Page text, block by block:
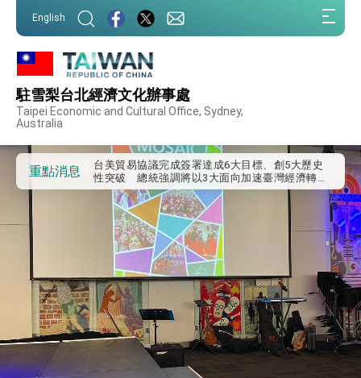
English
駐雪梨台北經濟文化辦事處
Taipei Economic and Cultural Office, Sydney,
Australia
重點消息
及「台灣智慧醫療與健康產業展」預告短片，向
世界展現台灣守護全球健康的創新能量
總統出訪史瓦帝尼返國談話 強調臺灣人有權利
堅定走向世界 賴總統抵達史瓦帝尼王國進行國是
訪問
總統與五院院長新春茶敘 盼化分歧為團結、為
國家邁出合作第一步
台美貿易協議完成簽署達成6大目標、創5大歷史
性突破 總統強調將以3大面向加速臺灣經濟轉型
升級 籲請立院全力支持並盡速通過
臺美簽署「對等貿易協定」確立對等關稅15%且不
疊加 我輸美2072項產品豁免對等關稅
總統接受「法新社」（AFP）專訪內容
外交部長林佳龍於《外交事務》撰文指出：自由
世界 需要台灣，團結合作方能守護繁榮
外交部長林佳龍出席《台灣光華雜誌》50週年慶
「見證蛻變，分享世界的光華」開幕式，期許數
位轉 型迎向下個50年
總統主持「台美經濟繁榮夥伴對話」記者會 說
明臺美合作三大戰略方向 盼與民主夥伴共同引
領 下一個世代的繁榮
外交部長林佳龍接受印尼「時代雜誌」專訪，闡
述印太安全局勢，籲深化台印尼半導體供應鏈合